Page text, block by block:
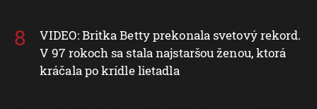
VIDEO: Britka Betty prekonala svetový rekord.
V 97 rokoch sa stala najstaršou ženou, ktorá
kráčala po krídle lietadla